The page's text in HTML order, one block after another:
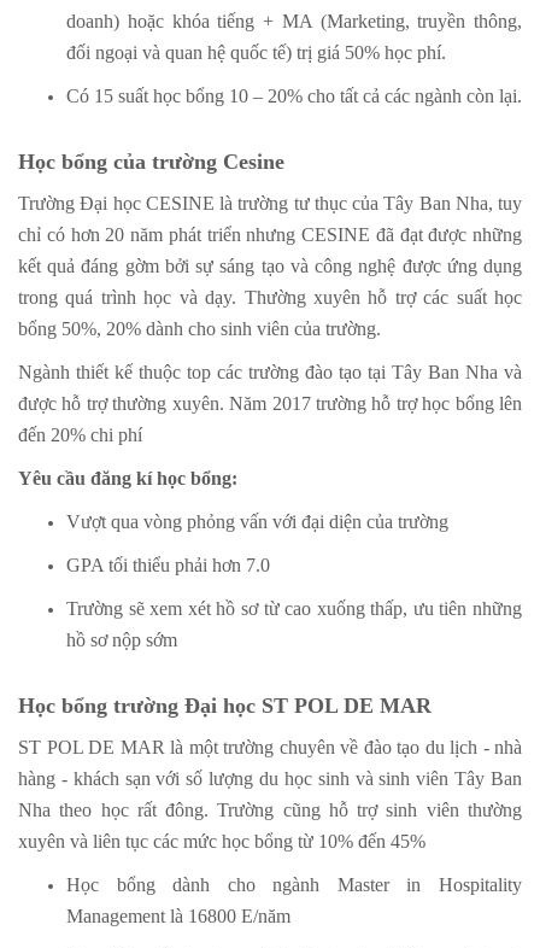
doanh) hoặc khóa tiếng + MA (Marketing, truyền thông,
đối ngoại và quan hệ quốc tế) trị giá 50% học phí.
Có 15 suất học bổng 10 – 20% cho tất cả các ngành còn lại.
Học bổng của trường Cesine
Trường Đại học CESINE là trường tư thục của Tây Ban Nha, tuy
chỉ có hơn 20 năm phát triển nhưng CESINE đã đạt được những
kết quả đáng gờm bởi sự sáng tạo và công nghệ được ứng dụng
trong quá trình học và dạy. Thường xuyên hỗ trợ các suất học
bổng 50%, 20% dành cho sinh viên của trường.
Ngành thiết kế thuộc top các trường đào tạo tại Tây Ban Nha và
được hỗ trợ thường xuyên. Năm 2017 trường hỗ trợ học bổng lên
đến 20% chi phí
Yêu cầu đăng kí học bổng:
Vượt qua vòng phỏng vấn với đại diện của trường
GPA tối thiểu phải hơn 7.0
Trường sẽ xem xét hồ sơ từ cao xuống thấp, ưu tiên những
hồ sơ nộp sớm
Học bổng trường Đại học ST POL DE MAR
ST POL DE MAR là một trường chuyên về đào tạo du lịch - nhà
hàng - khách sạn với số lượng du học sinh và sinh viên Tây Ban
Nha theo học rất đông. Trường cũng hỗ trợ sinh viên thường
xuyên và liên tục các mức học bổng từ 10% đến 45%
Học bổng dành cho ngành Master in Hospitality
Management là 16800 E/năm